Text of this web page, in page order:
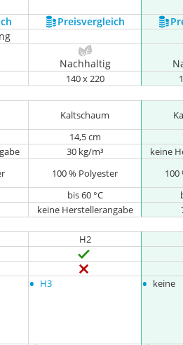
Preis­vergleich
Nachhaltig
140 x 220
Kaltschaum
14,5 cm
30 kg/m³ keine
100 % Polyester 100
bis 60 °C
keine Herstellerangabe
H2
• H3 • keine